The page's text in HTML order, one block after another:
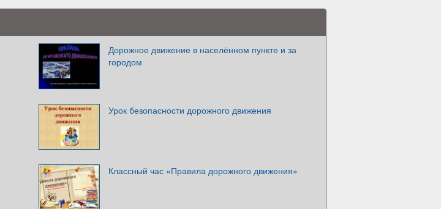
Дорожное движение в населённом пункте и за
городом
Урок безопасности дорожного движения
Классный час «Правила дорожного движения»